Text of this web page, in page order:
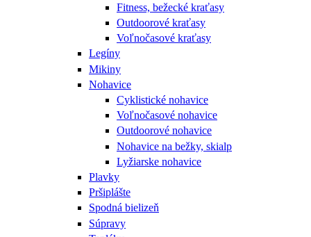
Fitness, bežecké kraťasy
Outdoorové kraťasy
Voľnočasové kraťasy
Legíny
Mikiny
Nohavice
Cyklistické nohavice
Voľnočasové nohavice
Outdoorové nohavice
Nohavice na bežky, skialp
Lyžiarske nohavice
Plavky
Pršiplášte
Spodná bielizeň
Súpravy